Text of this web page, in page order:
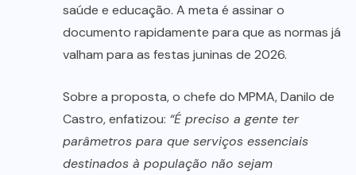
saúde e educação. A meta é assinar o
documento rapidamente para que as normas já
valham para as festas juninas de 2026.
Sobre a proposta, o chefe do MPMA, Danilo de
Castro, enfatizou: “É preciso a gente ter
parâmetros para que serviços essenciais
destinados à população não sejam